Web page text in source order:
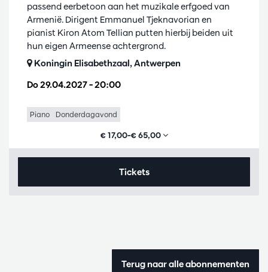
Do 29.04.2027– 20:00
passend eerbetoon aan het muzikale erfgoed van
Armenië. Dirigent Emmanuel Tjeknavorian en
pianist Kiron Atom Tellian putten hierbij beiden uit
hun eigen Armeense achtergrond.
Koningin Elisabethzaal, Antwerpen
Piano Donderdagavond
€ 17,00–€ 65,00
Tickets
Terug naar alle abonnementen